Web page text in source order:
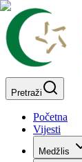
Pretraži
Početna
Vijesti
Medžlis